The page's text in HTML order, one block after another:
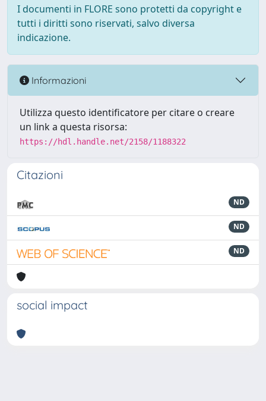
I documenti in FLORE sono protetti da copyright e
tutti i diritti sono riservati, salvo diversa
indicazione.
Informazioni
Utilizza questo identificatore per citare o creare
un link a questa risorsa:
https://hdl.handle.net/2158/1188322
Citazioni
ND
ND
ND
social impact